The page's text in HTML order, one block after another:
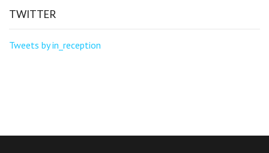
TWITTER
Tweets by in_reception